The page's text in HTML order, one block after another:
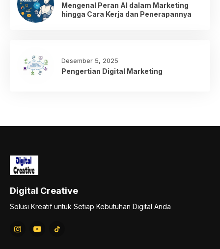
Mengenal Peran AI dalam Marketing
hingga Cara Kerja dan Penerapannya
Desember 5, 2025
Pengertian Digital Marketing
Digital Creative
Solusi Kreatif untuk Setiap Kebutuhan Digital Anda